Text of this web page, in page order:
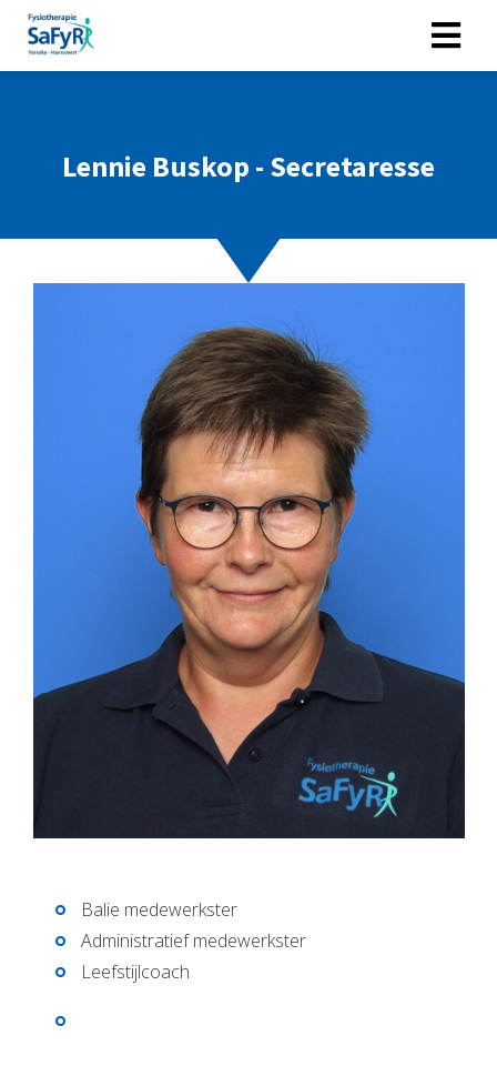
Lennie Buskop - Secretaresse
Balie medewerkster
Administratief medewerkster
Leefstijlcoach